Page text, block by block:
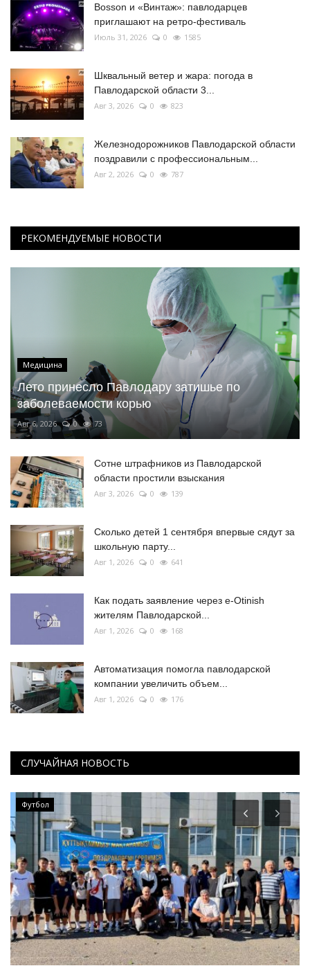
Bosson и «Винтаж»: павлодарцев
приглашают на ретро-фестиваль
Июль 31, 2026 0 1585
Шквальный ветер и жара: погода в
Павлодарской области 3...
Авг 3, 2026 0 823
Железнодорожников Павлодарской области
поздравили с профессиональным...
Авг 2, 2026 0 787
РЕКОМЕНДУЕМЫЕ НОВОСТИ
Медицина
Лето принесло Павлодару затишье по
заболеваемости корью
Авг 6, 2026 0 73
Сотне штрафников из Павлодарской
области простили взыскания
Авг 3, 2026 0 139
Сколько детей 1 сентября впервые сядут за
школьную парту...
Авг 1, 2026 0 641
Как подать заявление через e-Otinish
жителям Павлодарской...
Авг 1, 2026 0 168
Автоматизация помогла павлодарской
компании увеличить объем...
Авг 1, 2026 0 176
СЛУЧАЙНАЯ НОВОСТЬ
Футбол